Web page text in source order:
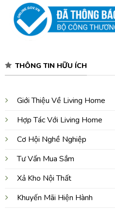
THÔNG TIN HỮU ÍCH
Giới Thiệu Về Living Home
Hợp Tác Với Living Home
Cơ Hội Nghề Nghiệp
Tư Vấn Mua Sắm
Xả Kho Nội Thất
Khuyến Mãi Hiện Hành